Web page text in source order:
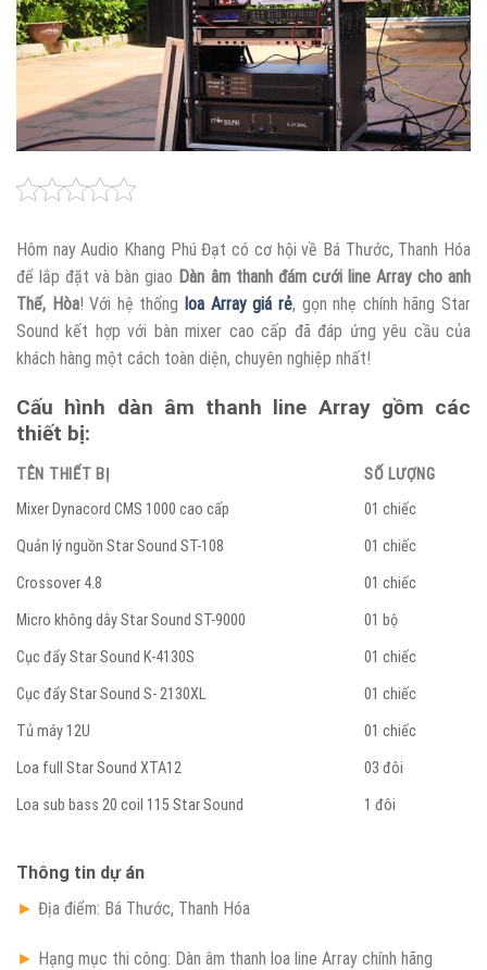
Hôm nay Audio Khang Phú Đạt có cơ hội về Bá Thước, Thanh Hóa
để lắp đặt và bàn giao Dàn âm thanh đám cưới line Array cho anh
Thế, Hòa! Với hệ thống loa Array giá rẻ, gọn nhẹ chính hãng Star
Sound kết hợp với bàn mixer cao cấp đã đáp ứng yêu cầu của
khách hàng một cách toàn diện, chuyên nghiệp nhất!
Cấu hình dàn âm thanh line Array gồm các
thiết bị:
TÊN THIẾT BỊ
SỐ LƯỢNG
Mixer Dynacord CMS 1000 cao cấp
01 chiếc
Quản lý nguồn Star Sound ST-108
01 chiếc
Crossover 4.8
01 chiếc
Micro không dây Star Sound ST-9000
01 bộ
Cục đẩy Star Sound K-4130S
01 chiếc
Cục đẩy Star Sound S- 2130XL
01 chiếc
Tủ máy 12U
01 chiếc
Loa full Star Sound XTA12
03 đôi
Loa sub bass 20 coil 115 Star Sound
1 đôi
Thông tin dự án
► Địa điểm: Bá Thước, Thanh Hóa
► Hạng mục thi công: Dàn âm thanh loa line Array chính hãng